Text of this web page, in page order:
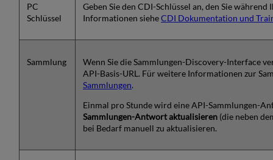
PC
Schlüssel
Geben Sie den CDI-Schlüssel an, den Sie
Informationen sieheCDI Dokumentation und
Sammlung
Wenn Sie die Sammlungen-Discovery-Interface
API-Basis-URL. Für weitere Informationen zur
Sammlungen.
Einmal pro Stunde wird eine API-Sammlungen-
Sammlungen-Antwort aktualisieren (die neben
bei Bedarf manuell zu aktualisieren.